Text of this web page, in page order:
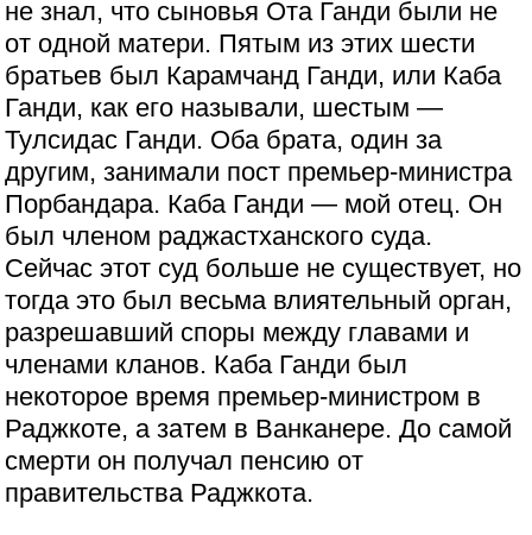
не знал, что сыновья Ота Ганди были не
от одной матери. Пятым из этих шести
братьев был Карамчанд Ганди, или Каба
Ганди, как его называли, шестым —
Тулсидас Ганди. Оба брата, один за
другим, занимали пост премьер-министра
Порбандара. Каба Ганди — мой отец. Он
был членом раджастханского суда.
Сейчас этот суд больше не существует, но
тогда это был весьма влиятельный орган,
разрешавший споры между главами и
членами кланов. Каба Ганди был
некоторое время премьер-министром в
Раджкоте, а затем в Ванканере. До самой
смерти он получал пенсию от
правительства Раджкота.